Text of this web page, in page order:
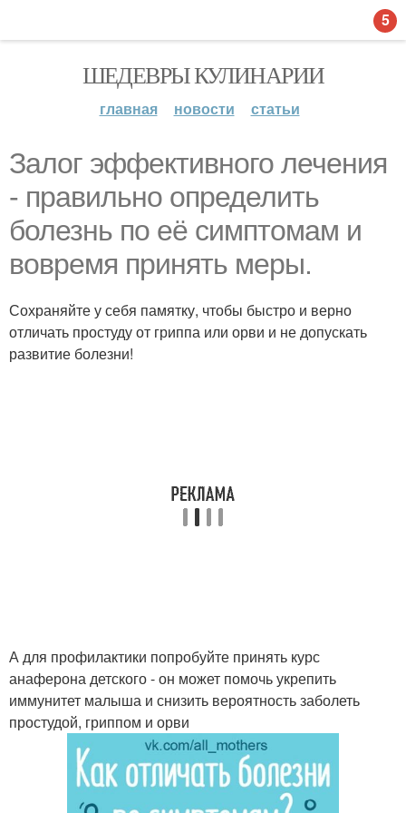
ШЕДЕВРЫ КУЛИНАРИИ
главная новости статьи
Залог эффективного лечения
- правильно определить
болезнь по её симптомам и
вовремя принять меры.
Сохраняйте у себя памятку, чтобы быстро и верно
отличать простуду от гриппа или орви и не допускать
развитие болезни!
А для профилактики попробуйте принять курс
анаферона детского - он может помочь укрепить
иммунитет малыша и снизить вероятность заболеть
простудой, гриппом и орви
5